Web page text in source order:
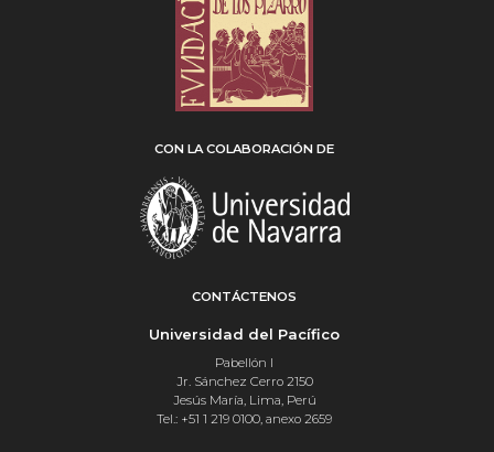
CON LA COLABORACIÓN DE
CONTÁCTENOS
Universidad del Pacífico
Pabellón I
Jr. Sánchez Cerro 2150
Jesús María, Lima, Perú
Tel.: +51 1 219 0100, anexo 2659